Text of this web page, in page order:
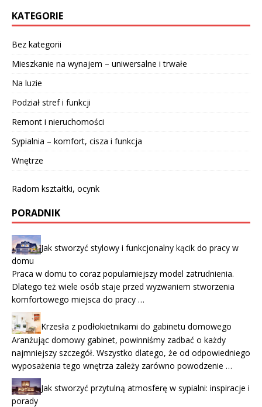
KATEGORIE
Bez kategorii
Mieszkanie na wynajem – uniwersalne i trwałe
Na luzie
Podział stref i funkcji
Remont i nieruchomości
Sypialnia – komfort, cisza i funkcja
Wnętrze
Radom kształtki, ocynk
PORADNIK
Jak stworzyć stylowy i funkcjonalny kącik do pracy w
domu
Praca w domu to coraz popularniejszy model zatrudnienia.
Dlatego też wiele osób staje przed wyzwaniem stworzenia
komfortowego miejsca do pracy …
Krzesła z podłokietnikami do gabinetu domowego
Aranżując domowy gabinet, powinniśmy zadbać o każdy
najmniejszy szczegół. Wszystko dlatego, że od odpowiedniego
wyposażenia tego wnętrza zależy zarówno powodzenie …
Jak stworzyć przytulną atmosferę w sypialni: inspiracje i
porady